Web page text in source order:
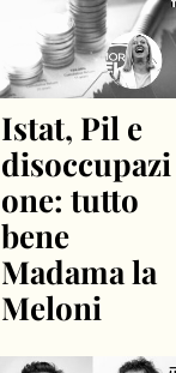
Istat, Pil e
disoccupazi
one: tutto
bene
Madama la
Meloni